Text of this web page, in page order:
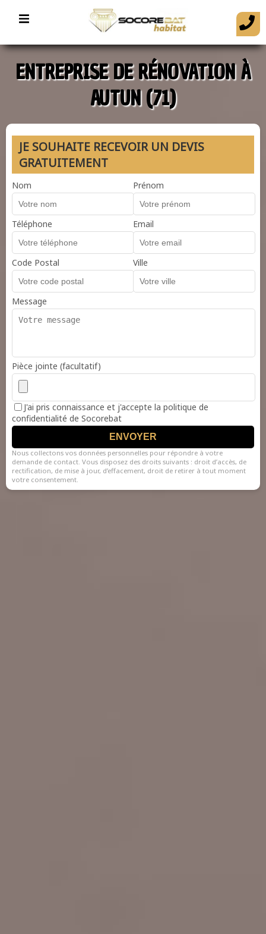
ENTREPRISE DE RÉNOVATION À
AUTUN (71)
JE SOUHAITE RECEVOIR UN DEVIS
GRATUITEMENT
Nom Prénom
Téléphone Email
Code Postal Ville
Message
Pièce jointe (facultatif)
J'ai pris connaissance et j'accepte la politique de
confidentialité de Socorebat
ENVOYER
Nous collectons vos données personnelles pour répondre à votre
demande de contact. Vous disposez des droits suivants : droit d’accès, de
rectification, de mise à jour, d’effacement, droit de retirer à tout moment
votre consentement.